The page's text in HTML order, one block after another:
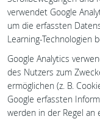
verwendet Google
um die erfassten
Learning-Technologien
Google Analytics
des Nutzers zum
ermöglichen (z. B.
Google erfassten
werden in der Regel an